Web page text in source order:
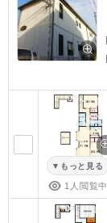
もっと見る
1人閲覧中